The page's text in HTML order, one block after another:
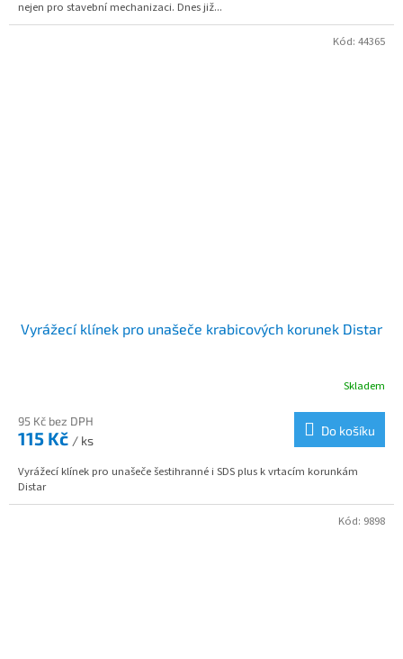
nejen pro stavební mechanizaci. Dnes již...
Vyrážecí klínek pro unašeče krabicových korunek Distar
Skladem
95 Kč bez DPH
115 Kč / ks
Do košíku
Vyrážecí klínek pro unašeče šestihranné i SDS plus k vrtacím korunkám
Distar
Kód: 44365
Kód: 9898